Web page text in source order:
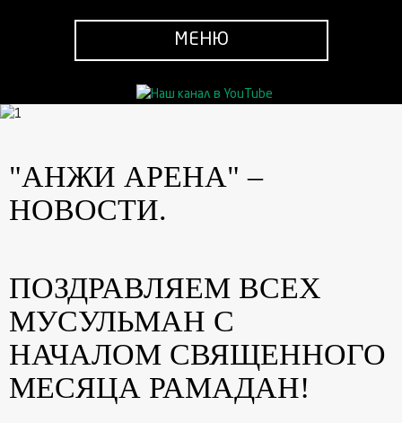
МЕНЮ
"АНЖИ АРЕНА" –
НОВОСТИ.
ПОЗДРАВЛЯЕМ ВСЕХ
МУСУЛЬМАН С
НАЧАЛОМ СВЯЩЕННОГО
МЕСЯЦА РАМАДАН!